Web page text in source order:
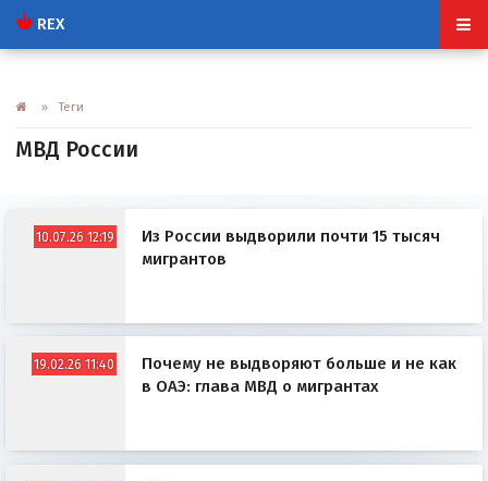
REX
» Теги
МВД России
10.07.26 12:19
Из России выдворили почти 15 тысяч
мигрантов
19.02.26 11:40
Почему не выдворяют больше и не как
в ОАЭ: глава МВД о мигрантах